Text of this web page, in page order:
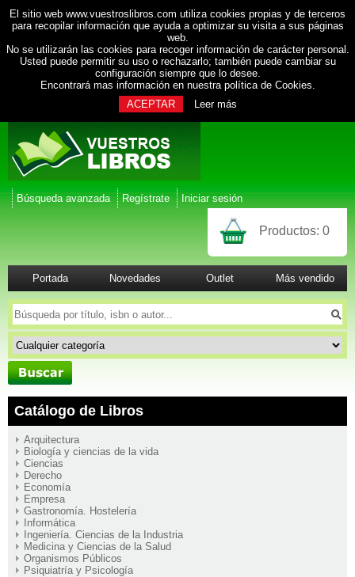
El sitio web www.vuestroslibros.com utiliza cookies propias y de terceros
para recopilar información que ayuda a optimizar su visita a sus páginas
web.
No se utilizarán las cookies para recoger información de carácter personal.
Usted puede permitir su uso o rechazarlo; también puede cambiar su
configuración siempre que lo desee.
Encontrará mas información en nuestra política de Cookies.
ACEPTAR
Leer más
Búsqueda avanzada Regístrate Iniciar sesión
Productos: 0
Portada Novedades Outlet Más vendido
Catálogo de Libros
Arquitectura
Biología y ciencias de la vida
Ciencias
Derecho
Economía
Empresa
Gastronomía. Hostelería
Informática
Ingeniería. Ciencias de la Industria
Medicina y Ciencias de la Salud
Organismos Públicos
Psiquiatría y Psicología